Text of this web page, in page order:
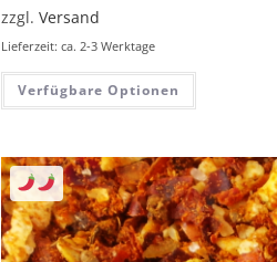
zzgl. Versand
Lieferzeit: ca. 2-3 Werktage
Verfügbare Optionen